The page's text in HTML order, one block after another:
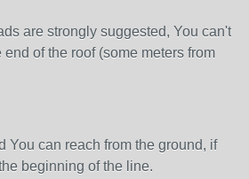
are strongly suggested, You can't
end of the roof (some meters from
You can reach from the ground, if
beginning of the line.